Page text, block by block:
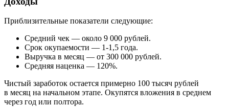
Приблизительные показатели следующие:
Средний чек — около 9 000 рублей.
Срок окупаемости — 1-1,5 года.
Выручка в месяц — от 300 000 рублей.
Средняя наценка — 120%.
Чистый заработок остается примерно 100 тысяч рублей
в месяц на начальном этапе. Окупятся вложения в среднем
через год или полтора.